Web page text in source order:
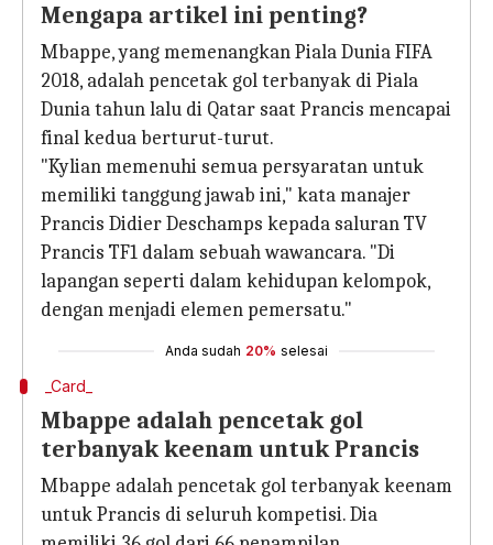
Mengapa artikel ini penting?
Mbappe, yang memenangkan Piala Dunia FIFA
2018, adalah pencetak gol terbanyak di Piala
Dunia tahun lalu di Qatar saat Prancis mencapai
final kedua berturut-turut.
"Kylian memenuhi semua persyaratan untuk
memiliki tanggung jawab ini," kata manajer
Prancis Didier Deschamps kepada saluran TV
Prancis TF1 dalam sebuah wawancara. "Di
lapangan seperti dalam kehidupan kelompok,
dengan menjadi elemen pemersatu."
Anda sudah 20% selesai
_Card_
Mbappe adalah pencetak gol
terbanyak keenam untuk Prancis
Mbappe adalah pencetak gol terbanyak keenam
untuk Prancis di seluruh kompetisi. Dia